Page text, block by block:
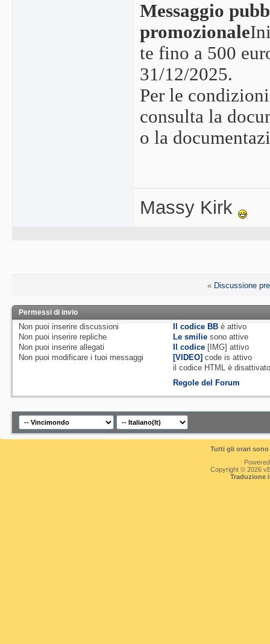
Messaggio
promozionale
te fino a 500
31/12/2025.
Per le
consulta la
o la
Massy Kirk
« Discussione
Permessi di invio
Non puoi inserire discussioni
Non puoi inserire repliche
Non puoi inserire allegati
Non puoi modificare i tuoi messaggi
Il codice BB èattivo
Le smilie sono attive
Il codice [IMG]attivo
[VIDEO] code isattivo
il codice HTML è
Regole del Forum
Tutti gli orari
Copyright © 2026
Traduzione